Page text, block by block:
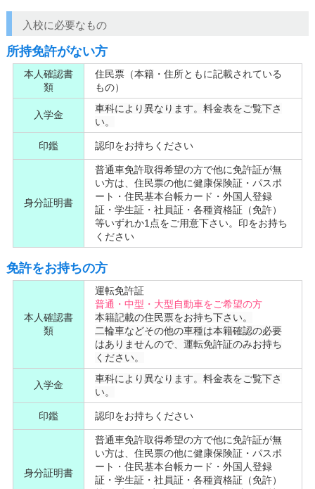
入校に必要なもの
所持免許がない方
本人確認書
類
住民票（本籍・住所ともに記載されている
もの）
入学金
車科により異なります。料金表をご覧下さ
い。
印鑑 認印をお持ちください
身分証明書
普通車免許取得希望の方で他に免許証が無
い方は、住民票の他に健康保険証・パスポ
ート・住民基本台帳カード・外国人登録
証・学生証・社員証・各種資格証（免許）
等いずれか1点をご用意下さい。印をお持ち
ください
免許をお持ちの方
本人確認書
類
運転免許証
普通・中型・大型自動車をご希望の方
本籍記載の住民票をお持ち下さい。
二輪車などその他の車種は本籍確認の必要
はありませんので、運転免許証のみお持ち
ください。
入学金
車科により異なります。料金表をご覧下さ
い。
印鑑 認印をお持ちください
身分証明書
普通車免許取得希望の方で他に免許証が無
い方は、住民票の他に健康保険証・パスポ
ート・住民基本台帳カード・外国人登録
証・学生証・社員証・各種資格証（免許）